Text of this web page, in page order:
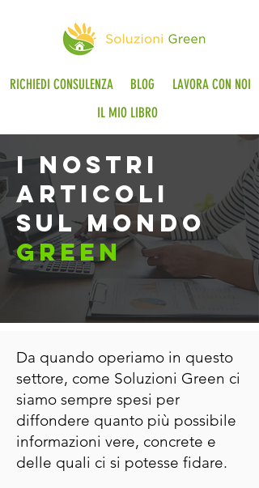
RICHIEDI CONSULENZA BLOG
LAVORA CON NOI
IL MIO LIBRO
i nostri
articoli
sul mondo
green
Da quando operiamo in questo
settore, come Soluzioni Green ci
siamo sempre spesi per
diffondere quanto più possibile
informazioni vere, concrete e
delle quali ci si potesse fidare.